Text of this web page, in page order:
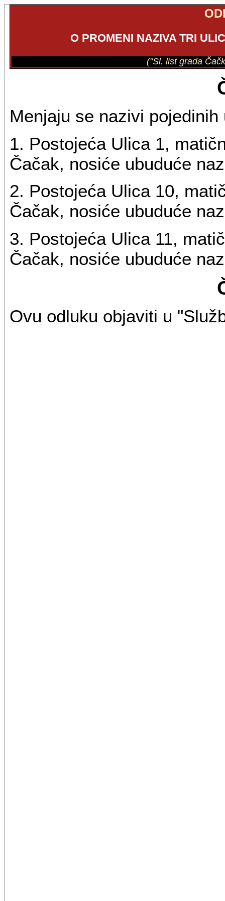
O PROMENI NAZIVA TRI
("Sl. list grada
Menjaju se nazivi
1. Postojeća Ulica 1,
Čačak, nosiće ubuduće
2. Postojeća Ulica 10,
Čačak, nosiće ubuduće
3. Postojeća Ulica 11,
Čačak, nosiće ubuduće
Ovu odluku objaviti u